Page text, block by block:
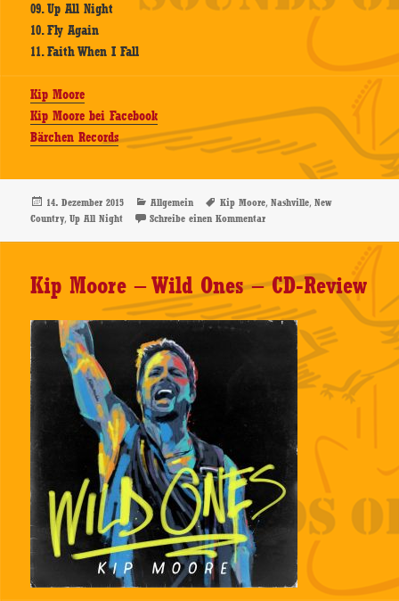
09. Up All Night
10. Fly Again
11. Faith When I Fall
Kip Moore
Kip Moore bei Facebook
Bärchen Records
Veröffentlicht
am
14. Dezember 2015 Kategorien
Allgemein Schlagwörter
Kip Moore,Nashville,New
Country,Up All Night Schreibe einen Kommentarzu Kip Moore – Up All Night –
Kip Moore – Wild Ones – CD-Review